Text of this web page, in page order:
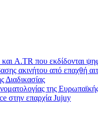
A.TR που εκδίδονται
ακινήτου από επαχθή
Διαδικασίας
της
στην επαρχία Jujuy